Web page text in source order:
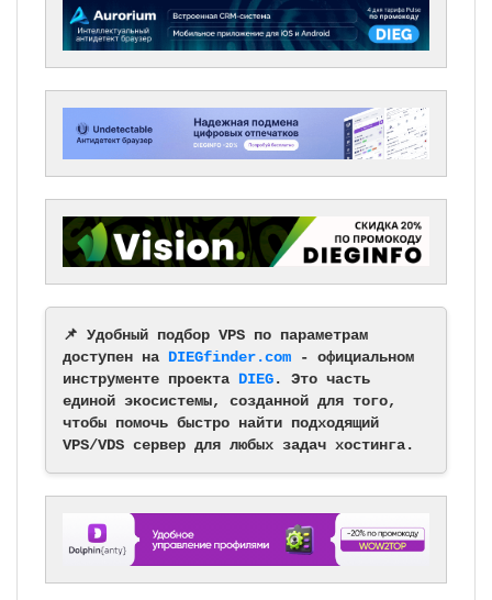
📌 Удобный подбор VPS по параметрам
доступен на DIEGfinder.com - официальном
инструменте проекта DIEG. Это часть
единой экосистемы, созданной для того,
чтобы помочь быстро найти подходящий
VPS/VDS сервер для любых задач хостинга.